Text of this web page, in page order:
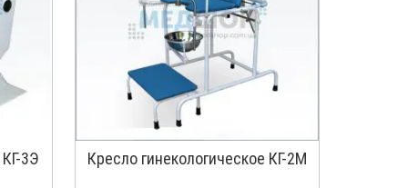
3Э
Кресло гинекологическое КГ-2М